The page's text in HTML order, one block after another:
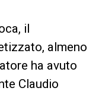
il
almeno
ha avuto
Claudio